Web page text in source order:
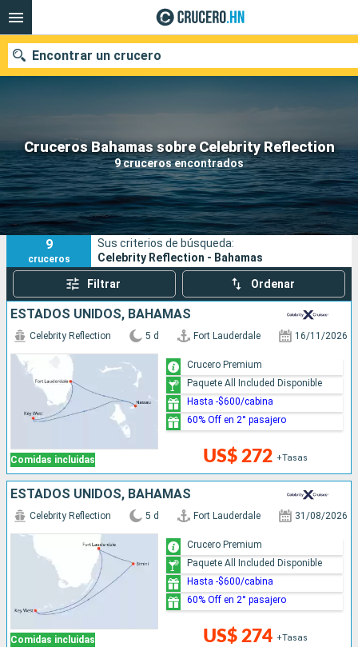
Cruceros Bahamas sobre Celebrity Reflection
9 cruceros encontrados
Encontrar un crucero
Nuestros destinos
Fecha de salida
Puertos Compañías
Buscar
9
cruceros
Sus criterios de búsqueda:
Celebrity Reflection - Bahamas
Filtrar Ordenar
ESTADOS UNIDOS, BAHAMAS
Comidas incluidas
Celebrity Reflection 5 d Fort Lauderdale 16/11/2026
US$ 272 +Tasas
Crucero Premium
Paquete All Included Disponible
Hasta -$600/cabina
60% Off en 2° pasajero
ESTADOS UNIDOS, BAHAMAS
Comidas incluidas
Celebrity Reflection 5 d Fort Lauderdale 31/08/2026
US$ 274 +Tasas
Crucero Premium
Paquete All Included Disponible
Hasta -$600/cabina
60% Off en 2° pasajero